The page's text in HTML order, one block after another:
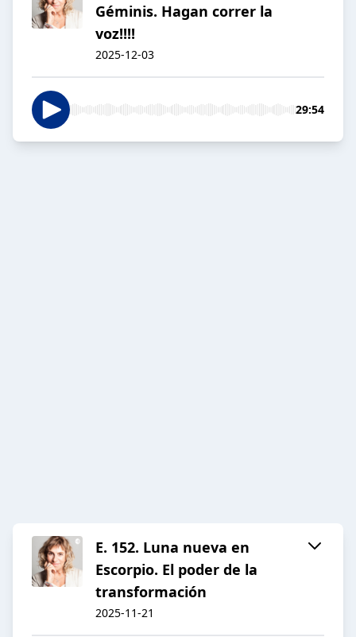
Géminis. Hagan correr la
voz!!!!
2025-12-03
29:54
E. 152. Luna nueva en
Escorpio. El poder de la
transformación
2025-11-21